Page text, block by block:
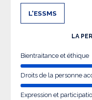
L'ESSMS
LA
Bientraitance et éthique
Droits de la personne
Expression et